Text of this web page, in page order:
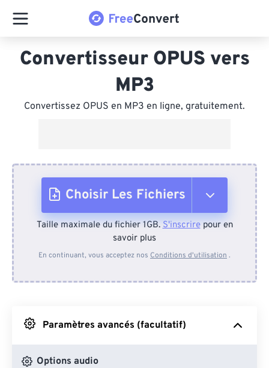
Convertisseur OPUS vers
MP3
Convertissez OPUS en MP3 en ligne, gratuitement.
Choisir Les Fichiers
Depuis l'appareil
Depuis Google Drive
Depuis OneDrive
Taille maximale du fichier 1GB.S'inscrirepour en
savoir plus
En continuant, vous acceptez nos Conditions d'utilisation .
Paramètres avancés (facultatif)
Options audio